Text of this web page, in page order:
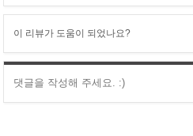
이 리뷰가 도움이 되었나요?